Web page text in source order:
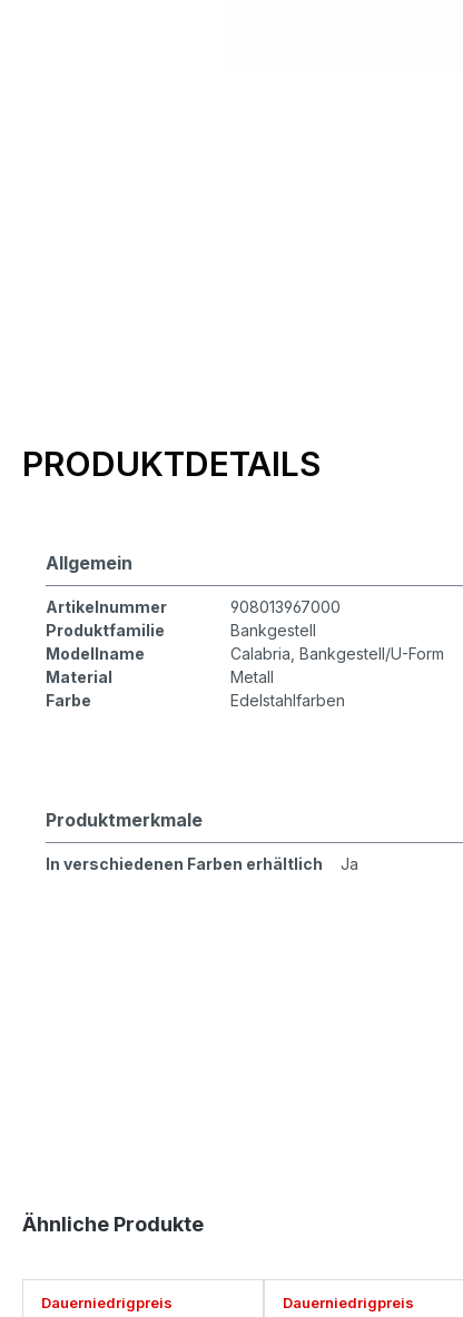
Produktinformationen
PRODUKTDETAILS
Allgemein
Artikelnummer
908013967000
Produktfamilie
Bankgestell
Modellname
Calabria, Bankgestell/U-Form
Material
Metall
Farbe
Edelstahlfarben
Produktmerkmale
In verschiedenen Farben erhältlich Ja
Produktgalerie überspringen
Ähnliche Produkte
Dauerniedrigpreis Dauerniedrigpreis